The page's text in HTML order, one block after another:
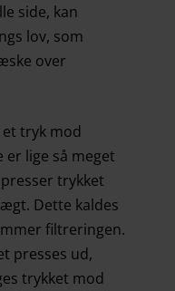
side, kan
lov, som
over
tryk mod
lige så meget
trykket
Dette kaldes
filtreringen.
presses ud,
trykket mod